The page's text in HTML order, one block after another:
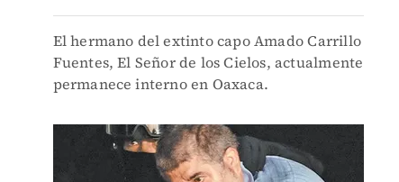
El hermano del extinto capo Amado Carrillo
Fuentes, El Señor de los Cielos, actualmente
permanece interno en Oaxaca.